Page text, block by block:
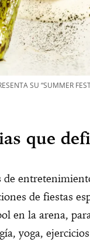
SU “SUMMER
que
de
de fiestas
en la arena,
yoga,